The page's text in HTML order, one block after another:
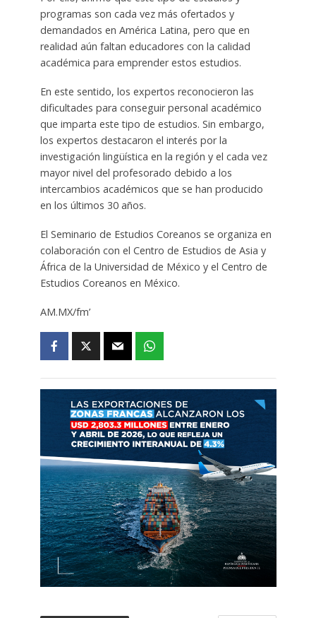
programas son cada vez más ofertados y
demandados en América Latina, pero que en
realidad aún faltan educadores con la calidad
académica para emprender estos estudios.
En este sentido, los expertos reconocieron las
dificultades para conseguir personal académico
que imparta este tipo de estudios. Sin embargo,
los expertos destacaron el interés por la
investigación lingüística en la región y el cada vez
mayor nivel del profesorado debido a los
intercambios académicos que se han producido
en los últimos 30 años.
El Seminario de Estudios Coreanos se organiza en
colaboración con el Centro de Estudios de Asia y
África de la Universidad de México y el Centro de
Estudios Coreanos en México.
AM.MX/fm’